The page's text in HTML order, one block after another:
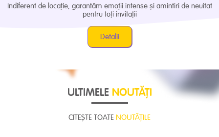
Indiferent de locație, garantăm emoții intense și amintiri de neuitat
pentru toți invitații
Detalii
ULTIMELE NOUTĂȚI
CITEȘTE TOATE NOUTĂȚILE